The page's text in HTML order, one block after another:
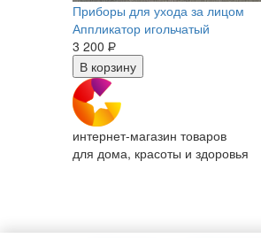
Приборы для ухода за лицом
Аппликатор игольчатый
3 200 Р
В корзину
интернет-магазин товаров
для дома, красоты и здоровья